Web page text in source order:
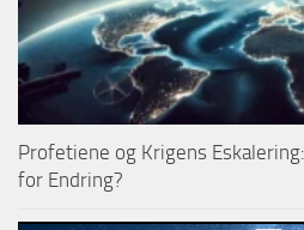
Profetiene og Krigens
for Endring?